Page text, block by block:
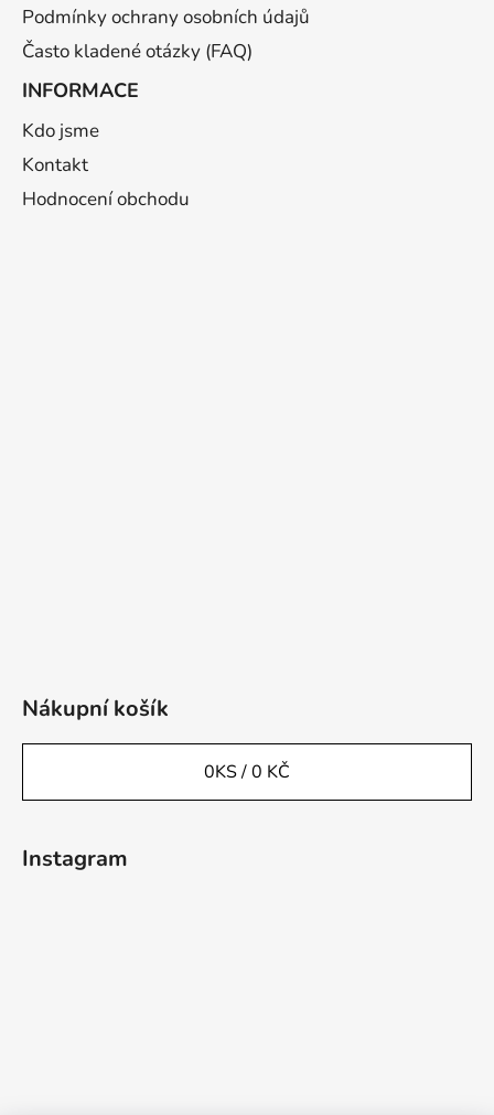
Podmínky ochrany osobních údajů
Často kladené otázky (FAQ)
INFORMACE
Kdo jsme
Kontakt
Hodnocení obchodu
Nákupní košík
0KS /0 KČ
Instagram